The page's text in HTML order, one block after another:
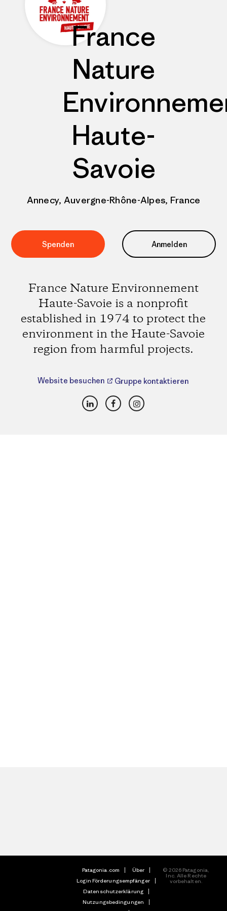
France
Nature
Haute-
Savoie
Annecy, Auvergne-Rhône-Alpes, France
Spenden Anmelden
France Nature Environnement
Haute-Savoie is a nonprofit
established in 1974 to protect the
environment in the Haute-Savoie
region from harmful projects.
Website besuchen Gruppe kontaktieren
LinkedInFacebookInstagram
Patagonia.com
Über
Login Förderungsempfänger
Datenschutzerklärung
Nutzungsbedingungen
© 2026 Patagonia,
Inc. Alle Rechte
vorbehalten.